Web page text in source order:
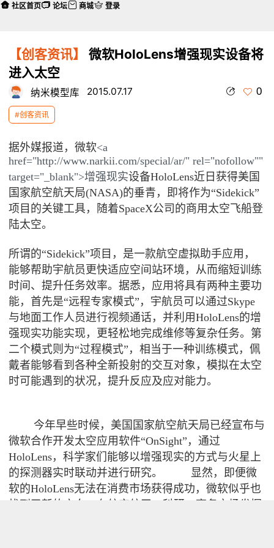
【创客资讯】
微软HoloLens增强现实设备将
进入太空
纳米模型库 2015.07.17 0
#创客资讯
据外媒报道，微软<a
href="http://www.narkii.com/special/ar/" rel="nofollow""
target="_blank">增强现实设备HoloLens近日获得美国
国家航空航天局(NASA)的垂青，即将作为“Sidekick”
项目的关键工具，随着SpaceX公司的商用太空飞船登
陆太空。
所谓的“Sidekick”项目，是一款航空虚拟助手应用，
能够帮助宇航员更快适应空间站环境，从而缩短训练
时间、提升任务效率。据悉，应用将具有两种主要功
能，首先是“远程专家模式”，宇航员可以通过Skype
与地面工作人员进行视频通话，并利用HoloLens的增
强现实功能实现，更轻松地完成维修等复杂任务。第
二个模式则为“过程模式”，相当于一种训练模式，佩
戴者能够看到各种全新投射的交互对象，模拟在太空
时可能遇到的状况，提升反应及应对能力。
今年早些时候，美国国家航空航天局已经宣布与
微软合作开发太空应用软件“OnSight”，通过
HoloLens，科学家们能够以增强现实的方式与火星上
的探测器实时联动并进行研究。
显然，即便微
软的HoloLens无法在消费市场获得成功，微软似乎也
找到了新的方向，在航空航天、科研、商务市场发挥
社区首页 论坛 商城 登录